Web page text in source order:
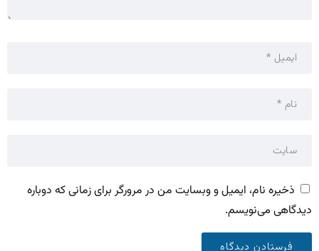
ذخیره نام، ایمیل و وبسایت من در مرورگر برای زمانی که دوباره
دیدگاهی می‌نویسم.